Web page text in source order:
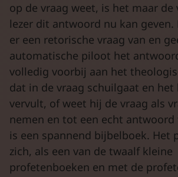
op de vraag weet, is het maar de
lezer dit antwoord nu kan geven.
er een retorische vraag van en
automatische piloot het
volledig voorbij aan het
dat in de vraag schuilgaat en het
vervult, of weet hij de vraag als
nemen en tot een echt antwoord
is een spannend bijbelboek. Het
zich, als een van de twaalf kleine
profetenboeken en met de